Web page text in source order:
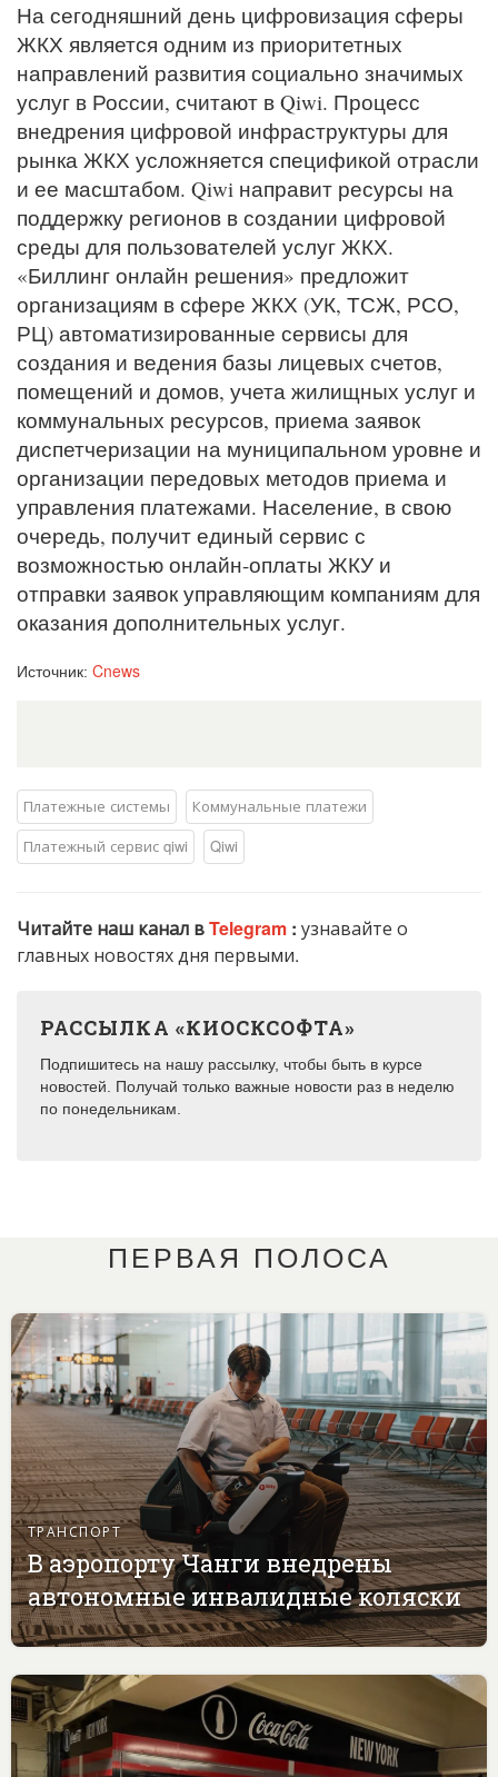
На сегодняшний день цифровизация сферы
ЖКХ является одним из приоритетных
направлений развития социально значимых
услуг в России, считают в Qiwi. Процесс
внедрения цифровой инфраструктуры для
рынка ЖКХ усложняется спецификой отрасли
и ее масштабом. Qiwi направит ресурсы на
поддержку регионов в создании цифровой
среды для пользователей услуг ЖКХ.
«Биллинг онлайн решения» предложит
организациям в сфере ЖКХ (УК, ТСЖ, РСО,
РЦ) автоматизированные сервисы для
создания и ведения базы лицевых счетов,
помещений и домов, учета жилищных услуг и
коммунальных ресурсов, приема заявок
диспетчеризации на муниципальном уровне и
организации передовых методов приема и
управления платежами. Население, в свою
очередь, получит единый сервис с
возможностью онлайн-оплаты ЖКУ и
отправки заявок управляющим компаниям для
оказания дополнительных услуг.
Источник: Cnews
Платежные системы
Коммунальные платежи
Платежный сервис qiwi
Qiwi
Читайте наш канал вTelegram : узнавайте о
главных новостях дня первыми.
РАССЫЛКА «КИОСКСОФТА»
Подпишитесь на нашу рассылку, чтобы быть в курсе
новостей. Получай только важные новости раз в неделю
по понедельникам.
ПЕРВАЯ ПОЛОСА
ТРАНСПОРТ
В аэропорту Чанги внедрены
автономные инвалидные коляски